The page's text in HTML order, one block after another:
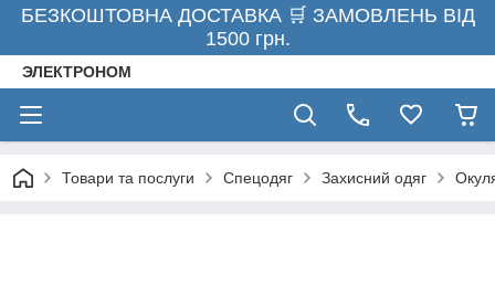
БЕЗКОШТОВНА ДОСТАВКА 🛒 ЗАМОВЛЕНЬ ВІД
1500 грн.
ЭЛЕКТРОНОМ
Товари та послуги Спецодяг Захисний одяг